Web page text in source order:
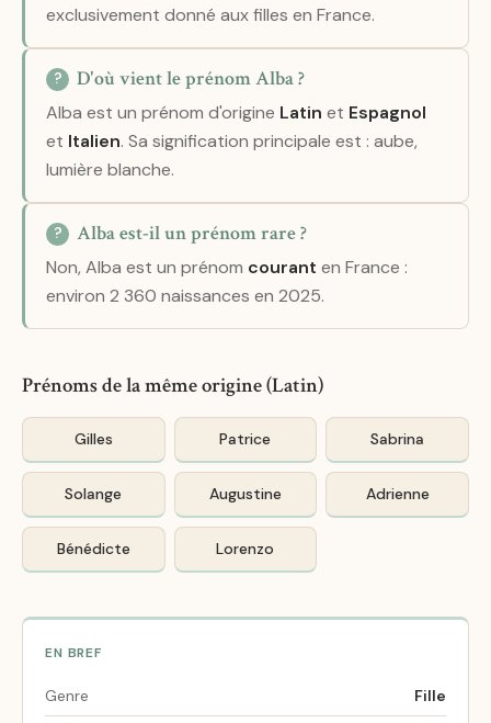
exclusivement donné aux filles en France.
D'où vient le prénom Alba ?
Alba est un prénom d'origine Latin et Espagnol
et Italien. Sa signification principale est : aube,
lumière blanche.
Alba est-il un prénom rare ?
Non, Alba est un prénom courant en France :
environ 2 360 naissances en 2025.
Prénoms de la même origine (Latin)
Gilles Patrice Sabrina
Solange Augustine Adrienne
Bénédicte Lorenzo
EN BREF
Genre
Fille